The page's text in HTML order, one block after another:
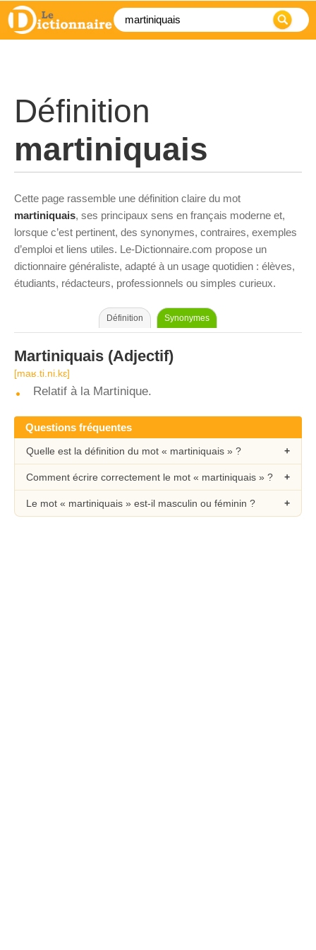
Définition
martiniquais
Cette page rassemble une définition claire du mot
martiniquais, ses principaux sens en français moderne et,
lorsque c’est pertinent, des synonymes, contraires, exemples
d’emploi et liens utiles. Le-Dictionnaire.com propose un
dictionnaire généraliste, adapté à un usage quotidien : élèves,
étudiants, rédacteurs, professionnels ou simples curieux.
Définition Synonymes
Martiniquais (Adjectif)
[maʁ.ti.ni.kɛ]
Relatif à la Martinique.
Questions fréquentes
Quelle est la définition du mot « martiniquais » ?
Comment écrire correctement le mot « martiniquais » ?
Le mot « martiniquais » est-il masculin ou féminin ?